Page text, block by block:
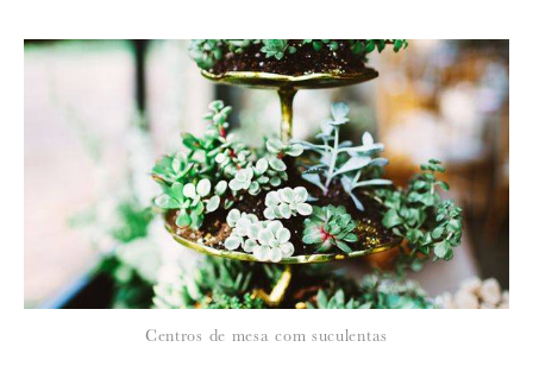
Para saber como tratamos e protegemos os seus dados, leia a nossa
política de privacidade
Centros de mesa com suculentas